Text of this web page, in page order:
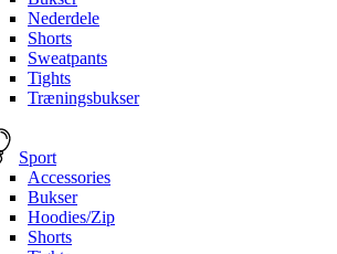
Nederdele
Shorts
Sweatpants
Tights
Træningsbukser
Sport
Accessories
Bukser
Hoodies/Zip
Shorts